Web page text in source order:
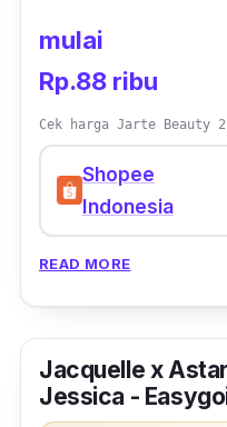
mulai
Rp.88 ribu
Cek harga Jarte Beauty
Shopee
Indonesia
READ MORE
Jacquelle x
Jessica -